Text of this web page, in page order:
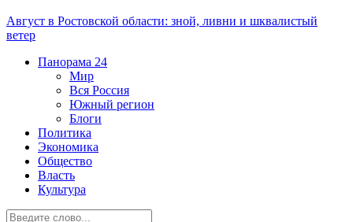
Август в Ростовской области: зной, ливни и шквалистый
ветер
Панорама 24
Мир
Вся Россия
Южный регион
Блоги
Политика
Экономика
Общество
Власть
Культура